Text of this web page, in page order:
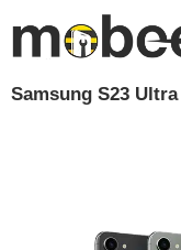
Samsung S23 Ultra